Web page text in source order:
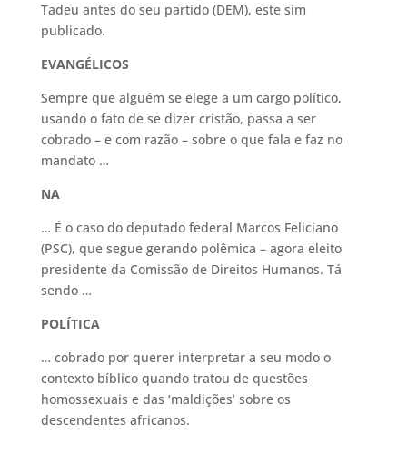
Tadeu antes do seu partido (DEM), este sim
publicado.
EVANGÉLICOS
Sempre que alguém se elege a um cargo político,
usando o fato de se dizer cristão, passa a ser
cobrado – e com razão – sobre o que fala e faz no
mandato …
NA
… É o caso do deputado federal Marcos Feliciano
(PSC), que segue gerando polêmica – agora eleito
presidente da Comissão de Direitos Humanos. Tá
sendo …
POLÍTICA
… cobrado por querer interpretar a seu modo o
contexto bíblico quando tratou de questões
homossexuais e das ‘maldições’ sobre os
descendentes africanos.